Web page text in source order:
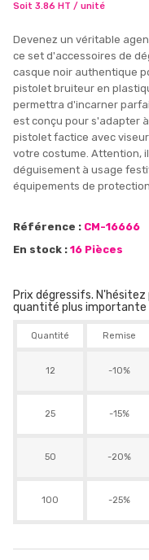
Soit 3.86 HT / unité
Devenez un véritable
ce set d'accessoires de
casque noir authentique
pistolet bruiteur en
permettra d'incarner
est conçu pour s'adapter
pistolet factice avec
votre costume. Attention,
déguisement à usage
équipements de protection.
Référence : CM-16666
En stock : 16 Pièces
Prix dégressifs.
quantité plus importante
Quantité Remise
12 -10%
25 -15%
50 -20%
100 -25%